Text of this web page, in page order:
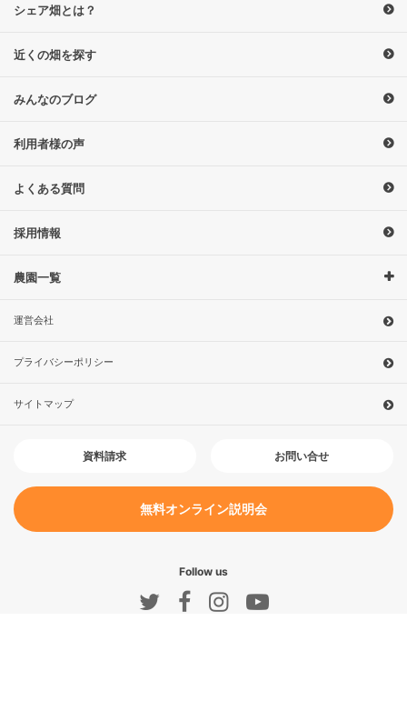
シェア畑とは？
近くの畑を探す
みんなのブログ
利用者様の声
よくある質問
採用情報
農園一覧
運営会社
プライバシーポリシー
サイトマップ
資料請求 お問い合せ
無料オンライン説明会
Follow us